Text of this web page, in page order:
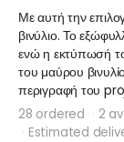
Με αυτή την
βινύλιο. Το
ενώ η εκτύπωσή
του μαύρου
περιγραφή του
28 ordered 2
Estimated